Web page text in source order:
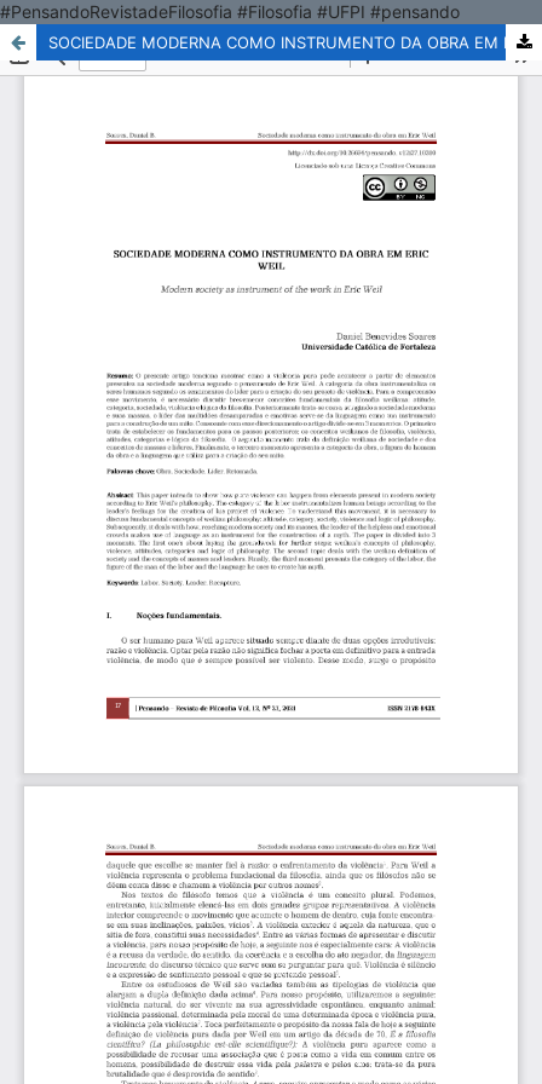
#PensandoRevistadeFilosofia #Filosofia #UFPI #pensando
SOCIEDADE MODERNA COMO INSTRUMENTO DA OBRA EM ERIC WEIL